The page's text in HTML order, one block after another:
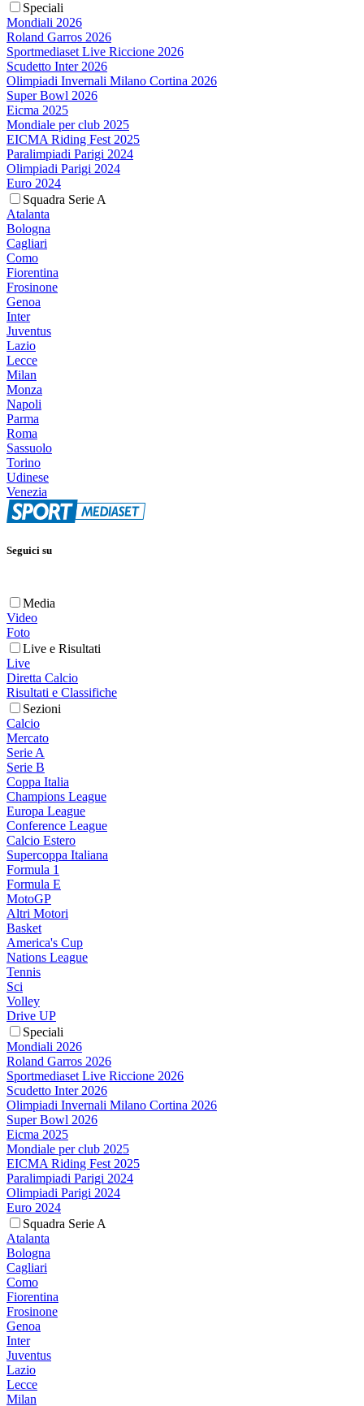
Speciali
Mondiali 2026
Roland Garros 2026
Sportmediaset Live Riccione 2026
Scudetto Inter 2026
Olimpiadi Invernali Milano Cortina 2026
Super Bowl 2026
Eicma 2025
Mondiale per club 2025
EICMA Riding Fest 2025
Paralimpiadi Parigi 2024
Olimpiadi Parigi 2024
Euro 2024
Squadra Serie A
Atalanta
Bologna
Cagliari
Como
Fiorentina
Frosinone
Genoa
Inter
Juventus
Lazio
Lecce
Milan
Monza
Napoli
Parma
Roma
Sassuolo
Torino
Udinese
Venezia
Seguici su
Media
Video
Foto
Live e Risultati
Live
Diretta Calcio
Risultati e Classifiche
Sezioni
Calcio
Mercato
Serie A
Serie B
Coppa Italia
Champions League
Europa League
Conference League
Calcio Estero
Supercoppa Italiana
Formula 1
Formula E
MotoGP
Altri Motori
Basket
America's Cup
Nations League
Tennis
Sci
Volley
Drive UP
Speciali
Mondiali 2026
Roland Garros 2026
Sportmediaset Live Riccione 2026
Scudetto Inter 2026
Olimpiadi Invernali Milano Cortina 2026
Super Bowl 2026
Eicma 2025
Mondiale per club 2025
EICMA Riding Fest 2025
Paralimpiadi Parigi 2024
Olimpiadi Parigi 2024
Euro 2024
Squadra Serie A
Atalanta
Bologna
Cagliari
Como
Fiorentina
Frosinone
Genoa
Inter
Juventus
Lazio
Lecce
Milan